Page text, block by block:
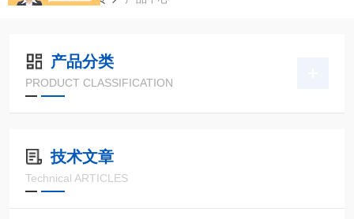
产品分类
PRODUCT CLASSIFICATION
技术文章
Technical ARTICLES